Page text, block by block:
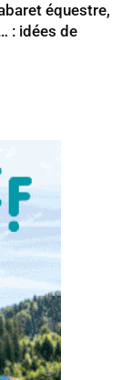
équestre,
: idées de